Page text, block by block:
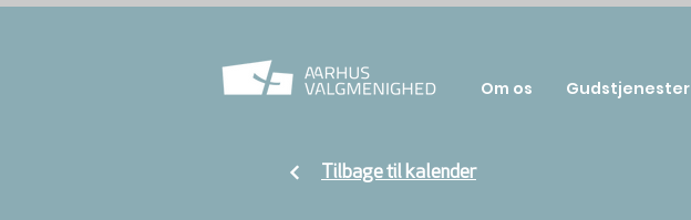
Tilbage til kalender
Om os Gudstjenester